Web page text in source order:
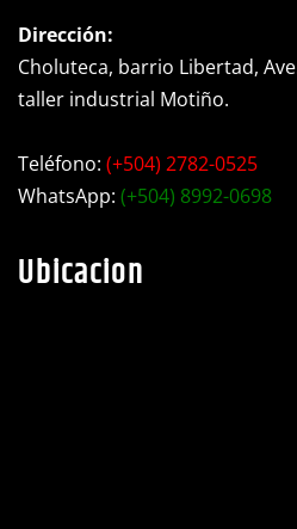
Dirección:
Choluteca, barrio Libertad,
taller industrial Motiño.
Teléfono: (+504) 2782-0525
WhatsApp: (+504) 8992-0698
Ubicacion